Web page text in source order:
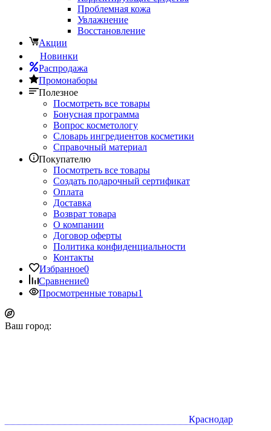
Проблемная кожа
Увлажнение
Восстановление
Акции
Новинки
Распродажа
Промонаборы
Полезное
Посмотреть все товары
Бонусная программа
Вопрос косметологу
Словарь ингредиентов косметики
Справочный материал
Покупателю
Посмотреть все товары
Создать подарочный сертификат
Оплата
Доставка
Возврат товара
О компании
Договор оферты
Политика конфиденциальности
Контакты
Избранное0
Сравнение0
Просмотренные товары1
Ваш город:
Краснодар